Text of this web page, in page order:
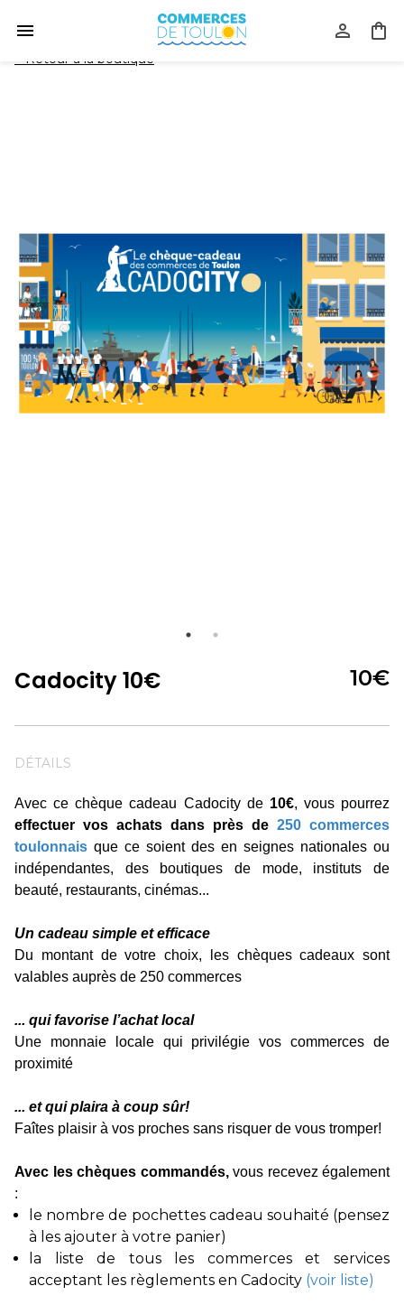
Retour à la boutique
Cadocity 10€ 10€
DÉTAILS
Avec ce chèque cadeau Cadocity de10€, vous pourrez
effectuer vos achats dans près de 250 commerces
toulonnais que ce soient des en seignes nationales ou
indépendantes, des boutiques de mode, instituts de
beauté, restaurants, cinémas...
Un cadeau simple et efficace
Du montant de votre choix, les chèques cadeaux sont
valables auprès de 250 commerces
... qui favorise l’achat local
Une monnaie locale qui privilégie vos commerces de
proximité
... et qui plaira à coup sûr!
Faîtes plaisir à vos proches sans risquer de vous tromper!
Avec les chèques commandés,vous recevez également
:
le nombre de pochettes cadeau souhaité (pensez
à les ajouter à votre panier)
la liste de tous les commerces et services
acceptant les règlements en Cadocity (voir liste)